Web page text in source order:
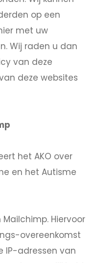
op een
met uw
Wij raden u dan
van deze
deze websites
het AKO over
en het Autisme
Hiervoor
overeenkomst
IP-adressen van